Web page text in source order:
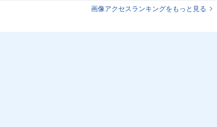
画像アクセスランキングをもっと見る